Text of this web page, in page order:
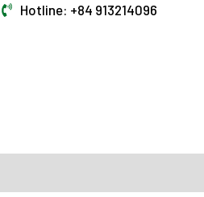
Hotline: +84 913214096